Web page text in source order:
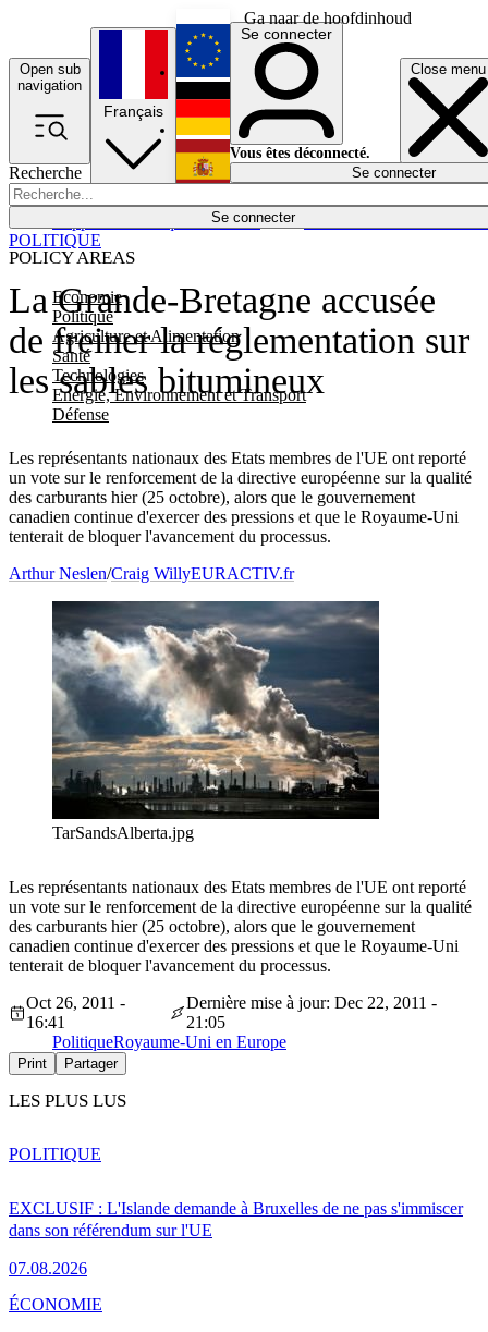
Ga naar de hoofdinhoud
Open sub
navigation
Close menu
Recherche
Se connecter
POLICY AREAS
Economie
Politique
Agriculture et Alimentation
Santé
Technologies
Energie, Environnement et Transport
Défense
Économie
Français
English
Deutsch
Español
Se connecter
Vous êtes déconnecté.
Se connecter
La Grande-Bretagne accusée
de freiner la réglementation sur
les sables bitumineux
Les représentants nationaux des Etats membres de l'UE ont reporté
un vote sur le renforcement de la directive européenne sur la qualité
des carburants hier (25 octobre), alors que le gouvernement
canadien continue d'exercer des pressions et que le Royaume-Uni
tenterait de bloquer l'avancement du processus.
POLITIQUE
Arthur Neslen/Craig WillyEURACTIV.fr
TarSandsAlberta.jpg
Les représentants nationaux des Etats membres de l'UE ont reporté
un vote sur le renforcement de la directive européenne sur la qualité
des carburants hier (25 octobre), alors que le gouvernement
canadien continue d'exercer des pressions et que le Royaume-Uni
tenterait de bloquer l'avancement du processus.
Oct 26, 2011 -
16:41
Dernière mise à jour: Dec 22, 2011 -
21:05
PolitiqueRoyaume-Uni en Europe
Print Partager
LES PLUS LUS
EXCLUSIF : L'Islande demande à Bruxelles de ne pas s'immiscer
dans son référendum sur l'UE
07.08.2026
POLITIQUE
ÉCONOMIE